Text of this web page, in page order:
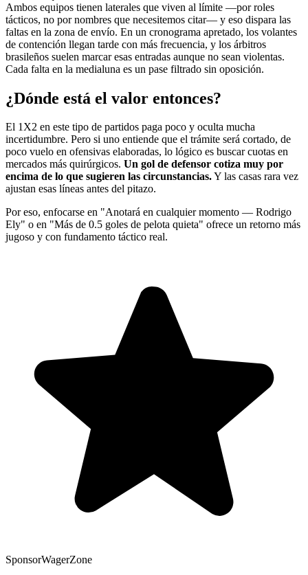
Ambos equipos tienen laterales que viven al límite —por roles
tácticos, no por nombres que necesitemos citar— y eso dispara las
faltas en la zona de envío. En un cronograma apretado, los volantes
de contención llegan tarde con más frecuencia, y los árbitros
brasileños suelen marcar esas entradas aunque no sean violentas.
Cada falta en la medialuna es un pase filtrado sin oposición.
¿Dónde está el valor entonces?
El 1X2 en este tipo de partidos paga poco y oculta mucha
incertidumbre. Pero si uno entiende que el trámite será cortado, de
poco vuelo en ofensivas elaboradas, lo lógico es buscar cuotas en
mercados más quirúrgicos. Un gol de defensor cotiza muy por
encima de lo que sugieren las circunstancias.Y las casas rara vez
ajustan esas líneas antes del pitazo.
Por eso, enfocarse en "Anotará en cualquier momento — Rodrigo
Ely" o en "Más de 0.5 goles de pelota quieta" ofrece un retorno más
jugoso y con fundamento táctico real.
SponsorWagerZone